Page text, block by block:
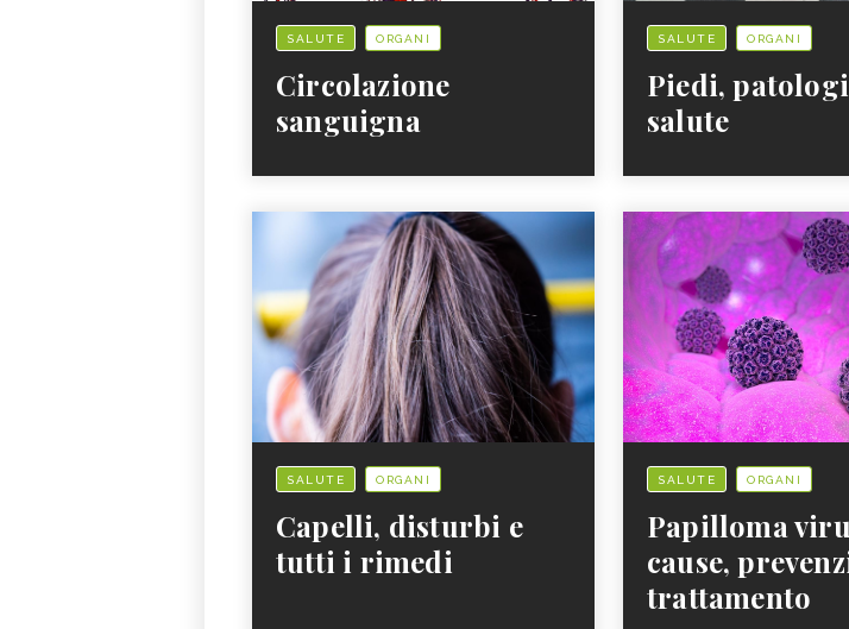
SALUTE ORGANI
Circolazione
sanguigna
SALUTE ORGANI
Piedi,
salute
SALUTE ORGANI
Capelli, disturbi e
tutti i rimedi
SALUTE ORGANI
Papilloma
cause,
trattamento